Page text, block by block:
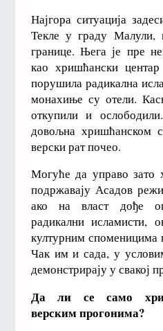
Најгора ситуација
Текле у граду Малули,
границе. Њега је пре
као хришћански
порушила радикална
монахиње су отели.
откупили и
довољна хришћанском
верски рат почео.
Могуће да управо зато
подржавају Асадов
ако на власт дође
радикални исламисти,
културним споменицима
Чак им и сада, у
демонстрирају у свакој
Да ли се само
верским прогонима?